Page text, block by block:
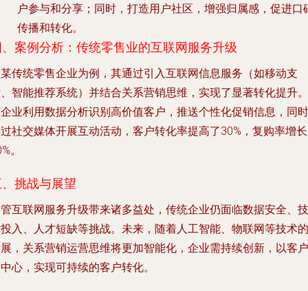
户参与和分享；同时，打造用户社区，增强归属感，促进口
传播和转化。
案例分析：传统零售业的互联网服务升级
传统零售企业为例，其通过引入互联网信息服务（如移动支
智能推荐系统）并结合关系营销思维，实现了显著转化提升。
业利用数据分析识别高价值客户，推送个性化促销信息，同时
社交媒体开展互动活动，客户转化率提高了30%，复购率增长
。
挑战与展望
互联网服务升级带来诸多益处，传统企业仍面临数据安全、技
入、人才短缺等挑战。未来，随着人工智能、物联网等技术的
，关系营销运营思维将更加智能化，企业需持续创新，以客户
心，实现可持续的客户转化。